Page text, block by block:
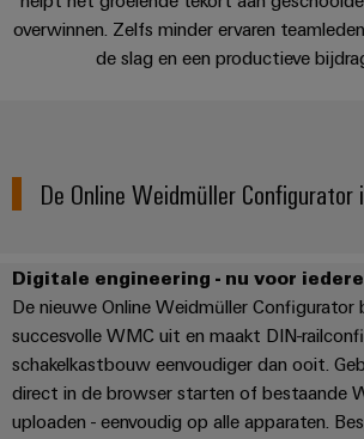
overwinnen. Zelfs minder ervaren
de slag en een productieve
De Online Weidmüller Configurator
Digitale engineering - nu voor
De nieuwe Online Weidmüller Configurator
succesvolle WMC uit en maakt DIN-
schakelkastbouw eenvoudiger dan ooit.
direct in de browser starten of bestaande
uploaden - eenvoudig op alle apparaten.